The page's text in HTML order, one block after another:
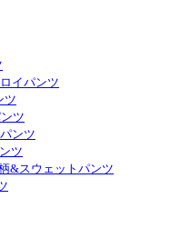
イパンツ
ツ
ツ
ンツ
ツ
&スウェットパンツ